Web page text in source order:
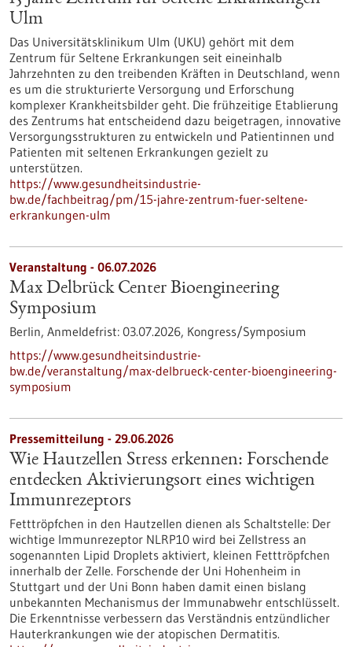
Ulm
Das Universitätsklinikum Ulm (UKU) gehört mit dem
Zentrum für Seltene Erkrankungen seit eineinhalb
Jahrzehnten zu den treibenden Kräften in Deutschland, wenn
es um die strukturierte Versorgung und Erforschung
komplexer Krankheitsbilder geht. Die frühzeitige Etablierung
des Zentrums hat entscheidend dazu beigetragen, innovative
Versorgungsstrukturen zu entwickeln und Patientinnen und
Patienten mit seltenen Erkrankungen gezielt zu
unterstützen.
https://www.gesundheitsindustrie-
bw.de/fachbeitrag/pm/15-jahre-zentrum-fuer-seltene-
erkrankungen-ulm
Veranstaltung - 06.07.2026
Max Delbrück Center Bioengineering
Symposium
Berlin, Anmeldefrist: 03.07.2026, Kongress/Symposium
https://www.gesundheitsindustrie-
bw.de/veranstaltung/max-delbrueck-center-bioengineering-
symposium
Pressemitteilung - 29.06.2026
Wie Hautzellen Stress erkennen: Forschende
entdecken Aktivierungsort eines wichtigen
Immunrezeptors
Fetttröpfchen in den Hautzellen dienen als Schaltstelle: Der
wichtige Immunrezeptor NLRP10 wird bei Zellstress an
sogenannten Lipid Droplets aktiviert, kleinen Fetttröpfchen
innerhalb der Zelle. Forschende der Uni Hohenheim in
Stuttgart und der Uni Bonn haben damit einen bislang
unbekannten Mechanismus der Immunabwehr entschlüsselt.
Die Erkenntnisse verbessern das Verständnis entzündlicher
Hauterkrankungen wie der atopischen Dermatitis.